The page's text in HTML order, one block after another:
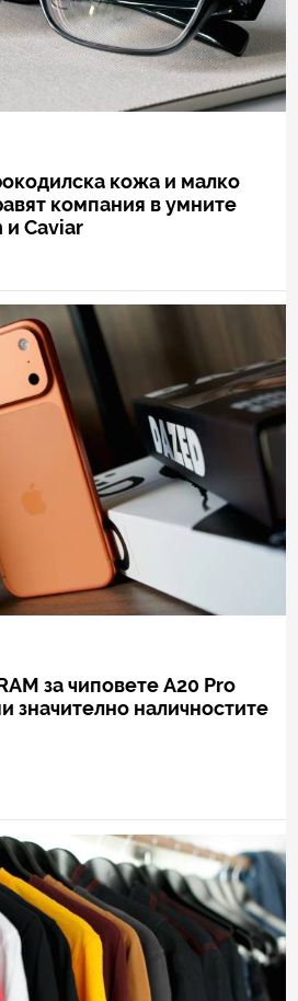
кожа и малко
компания в умните
и Caviar
за чиповете A20 Pro
значително наличностите